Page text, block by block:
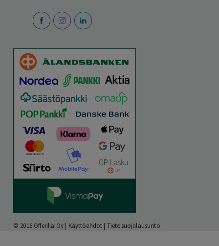
© 2016 Offerilla Oy | Käyttöehdot | Tietosuojalausunto